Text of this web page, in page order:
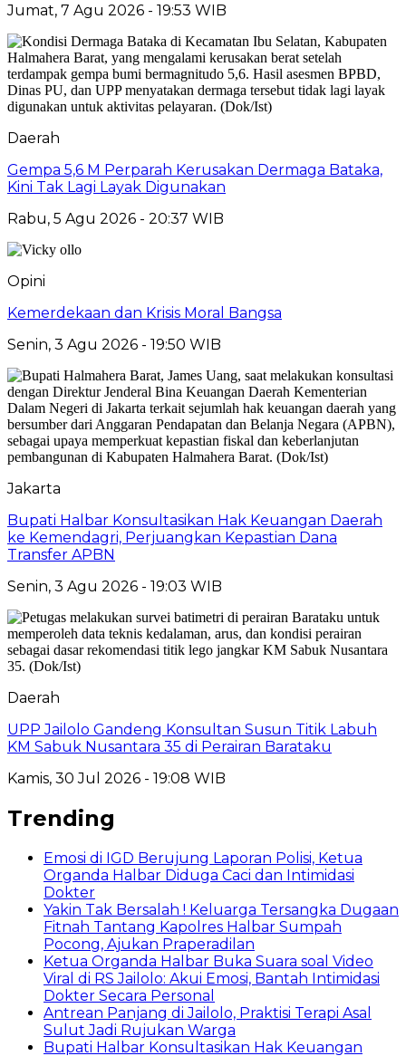
Jumat, 7 Agu 2026 - 19:53 WIB
Daerah
Gempa 5,6 M Perparah Kerusakan Dermaga Bataka,
Kini Tak Lagi Layak Digunakan
Rabu, 5 Agu 2026 - 20:37 WIB
Opini
Kemerdekaan dan Krisis Moral Bangsa
Senin, 3 Agu 2026 - 19:50 WIB
Jakarta
Bupati Halbar Konsultasikan Hak Keuangan Daerah
ke Kemendagri, Perjuangkan Kepastian Dana
Transfer APBN
Senin, 3 Agu 2026 - 19:03 WIB
Daerah
UPP Jailolo Gandeng Konsultan Susun Titik Labuh
KM Sabuk Nusantara 35 di Perairan Barataku
Kamis, 30 Jul 2026 - 19:08 WIB
Trending
Emosi di IGD Berujung Laporan Polisi, Ketua
Organda Halbar Diduga Caci dan Intimidasi
Dokter
Yakin Tak Bersalah ! Keluarga Tersangka Dugaan
Fitnah Tantang Kapolres Halbar Sumpah
Pocong, Ajukan Praperadilan
Ketua Organda Halbar Buka Suara soal Video
Viral di RS Jailolo: Akui Emosi, Bantah Intimidasi
Dokter Secara Personal
Antrean Panjang di Jailolo, Praktisi Terapi Asal
Sulut Jadi Rujukan Warga
Bupati Halbar Konsultasikan Hak Keuangan